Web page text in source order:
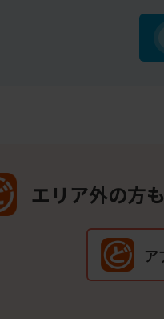
エリア外の方
ア